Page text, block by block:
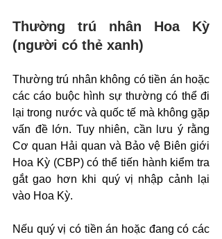
Thường trú nhân Hoa Kỳ
(người có thẻ xanh)
Thường trú nhân không có tiền án hoặc
các cáo buộc hình sự thường có thể đi
lại trong nước và quốc tế mà không gặp
vấn đề lớn. Tuy nhiên, cần lưu ý rằng
Cơ quan Hải quan và Bảo vệ Biên giới
Hoa Kỳ (CBP) có thể tiến hành kiểm tra
gắt gao hơn khi quý vị nhập cảnh lại
vào Hoa Kỳ.
Nếu quý vị có tiền án hoặc đang có các